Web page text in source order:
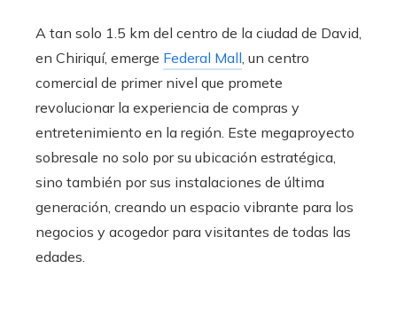
A tan solo 1.5 km del centro de la ciudad de David,
en Chiriquí, emerge Federal Mall , un centro
comercial de primer nivel que promete
revolucionar la experiencia de compras y
entretenimiento en la región. Este megaproyecto
sobresale no solo por su ubicación estratégica,
sino también por sus instalaciones de última
generación, creando un espacio vibrante para los
negocios y acogedor para visitantes de todas las
edades.